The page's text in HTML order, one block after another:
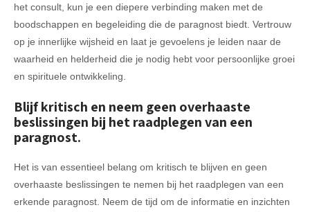
het consult, kun je een diepere verbinding maken met de
boodschappen en begeleiding die de paragnost biedt. Vertrouw
op je innerlijke wijsheid en laat je gevoelens je leiden naar de
waarheid en helderheid die je nodig hebt voor persoonlijke groei
en spirituele ontwikkeling.
Blijf kritisch en neem geen overhaaste
beslissingen bij het raadplegen van een
paragnost.
Het is van essentieel belang om kritisch te blijven en geen
overhaaste beslissingen te nemen bij het raadplegen van een
erkende paragnost. Neem de tijd om de informatie en inzichten